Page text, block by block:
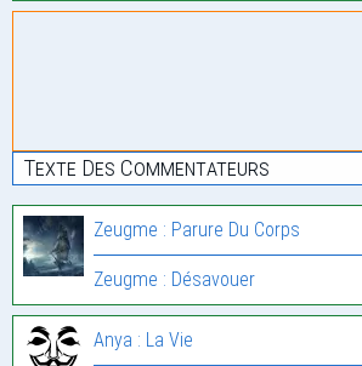
Texte Des Commentateurs
Zeugme : Parure Du Corps
Zeugme : Désavouer
Anya : La Vie